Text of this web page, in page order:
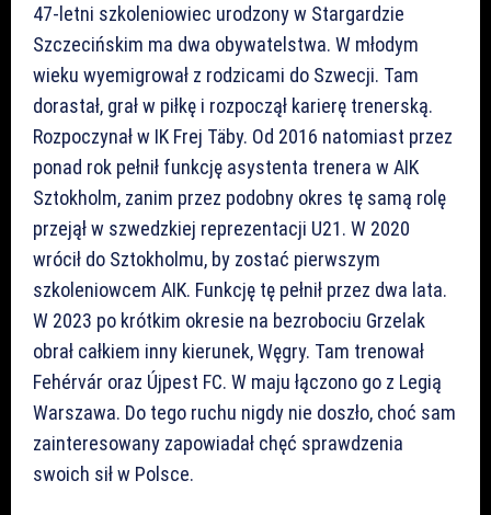
47-letni szkoleniowiec urodzony w Stargardzie
Szczecińskim ma dwa obywatelstwa. W młodym
wieku wyemigrował z rodzicami do Szwecji. Tam
dorastał, grał w piłkę i rozpoczął karierę trenerską.
Rozpoczynał w IK Frej Täby. Od 2016 natomiast przez
ponad rok pełnił funkcję asystenta trenera w AIK
Sztokholm, zanim przez podobny okres tę samą rolę
przejął w szwedzkiej reprezentacji U21. W 2020
wrócił do Sztokholmu, by zostać pierwszym
szkoleniowcem AIK. Funkcję tę pełnił przez dwa lata.
W 2023 po krótkim okresie na bezrobociu Grzelak
obrał całkiem inny kierunek, Węgry. Tam trenował
Fehérvár oraz Újpest FC. W maju łączono go z Legią
Warszawa. Do tego ruchu nigdy nie doszło, choć sam
zainteresowany zapowiadał chęć sprawdzenia
swoich sił w Polsce.